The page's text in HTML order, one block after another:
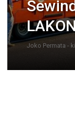
Joko Permata -